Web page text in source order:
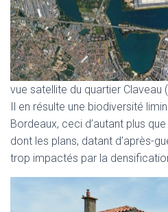
vue satellite du quartier Claveau
Il en résulte une biodiversité
Bordeaux, ceci d’autant plus
dont les plans, datant d’après-
trop impactés par la